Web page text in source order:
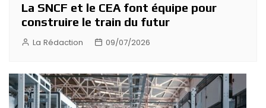
La SNCF et le CEA font équipe pour
construire le train du futur
La Rédaction 09/07/2026